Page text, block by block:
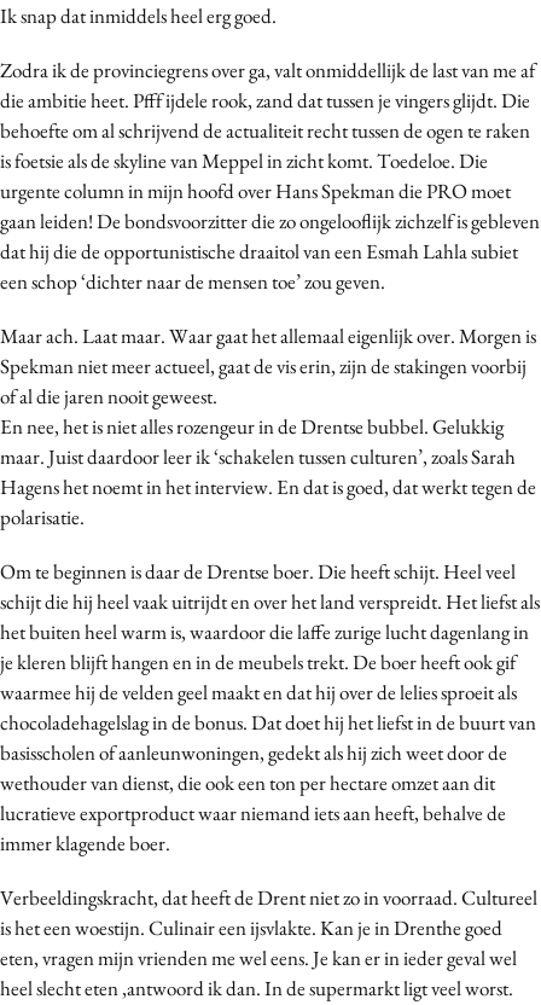
PR
Programmatic
Purpose Marketing
Reputatie & crisis
Ik snap dat inmiddels heel erg goed.
Zodra ik de provinciegrens over ga, valt onmiddellijk de last van me af
die ambitie heet. Pfff ijdele rook, zand dat tussen je vingers glijdt. Die
behoefte om al schrijvend de actualiteit recht tussen de ogen te raken
is foetsie als de skyline van Meppel in zicht komt. Toedeloe. Die
urgente column in mijn hoofd over Hans Spekman die PRO moet
gaan leiden! De bondsvoorzitter die zo ongelooflijk zichzelf is gebleven
dat hij die de opportunistische draaitol van een Esmah Lahla subiet
een schop ‘dichter naar de mensen toe’ zou geven.
Maar ach. Laat maar. Waar gaat het allemaal eigenlijk over. Morgen is
Spekman niet meer actueel, gaat de vis erin, zijn de stakingen voorbij
of al die jaren nooit geweest.
En nee, het is niet alles rozengeur in de Drentse bubbel. Gelukkig
maar. Juist daardoor leer ik ‘schakelen tussen culturen’, zoals Sarah
Hagens het noemt in het interview. En dat is goed, dat werkt tegen de
polarisatie.
Om te beginnen is daar de Drentse boer. Die heeft schijt. Heel veel
schijt die hij heel vaak uitrijdt en over het land verspreidt. Het liefst als
het buiten heel warm is, waardoor die laffe zurige lucht dagenlang in
je kleren blijft hangen en in de meubels trekt. De boer heeft ook gif
waarmee hij de velden geel maakt en dat hij over de lelies sproeit als
chocoladehagelslag in de bonus. Dat doet hij het liefst in de buurt van
basisscholen of aanleunwoningen, gedekt als hij zich weet door de
wethouder van dienst, die ook een ton per hectare omzet aan dit
lucratieve exportproduct waar niemand iets aan heeft, behalve de
immer klagende boer.
Verbeeldingskracht, dat heeft de Drent niet zo in voorraad. Cultureel
is het een woestijn. Culinair een ijsvlakte. Kan je in Drenthe goed
eten, vragen mijn vrienden me wel eens. Je kan er in ieder geval wel
heel slecht eten ,antwoord ik dan. In de supermarkt ligt veel worst.